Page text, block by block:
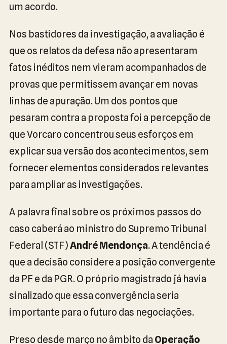
um acordo.
Nos bastidores da investigação, a avaliação é
que os relatos da defesa não apresentaram
fatos inéditos nem vieram acompanhados de
provas que permitissem avançar em novas
linhas de apuração. Um dos pontos que
pesaram contra a proposta foi a percepção de
que Vorcaro concentrou seus esforços em
explicar sua versão dos acontecimentos, sem
fornecer elementos considerados relevantes
para ampliar as investigações.
A palavra final sobre os próximos passos do
caso caberá ao ministro do Supremo Tribunal
Federal (STF)André Mendonça. A tendência é
que a decisão considere a posição convergente
da PF e da PGR. O próprio magistrado já havia
sinalizado que essa convergência seria
importante para o futuro das negociações.
Preso desde março no âmbito da Operação